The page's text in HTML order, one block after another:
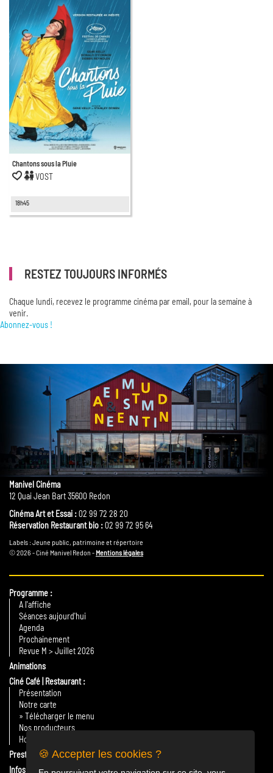
Chantons sous la Pluie
VOST
18h45
RESTEZ TOUJOURS INFORMÉS
Chaque lundi, recevez le programme cinéma par email, pour la semaine à
venir.
Abonnez-vous !
Manivel Cinéma
12 Quai Jean Bart 35600 Redon
Cinéma Art et Essai :02 99 72 28 20
Réservation Restaurant bio :02 99 72 95 64
Labels : Jeune public, patrimoine et répertoire
© 2026 - Ciné Manivel Redon - Mentions légales
Programme
A l'affiche
Séances aujourd'hui
Agenda
Prochainement
Revue M > Juillet 2026
Animations
Ciné Café | Restaurant
Présentation
Notre carte
» Télécharger le menu
Nos producteurs
Horaires
Prestations
Infos Pratiques
🍪 Accepter les cookies ?